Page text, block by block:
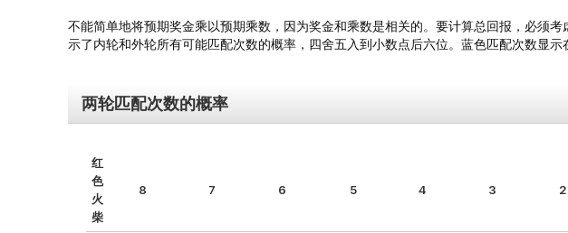
不能简单地将预期奖金乘以预期乘数，因为奖金和乘数是相关的。要计算总回报，必须
示了内轮和外轮所有可能匹配次数的概率，四舍五入到小数点后六位。蓝色匹配次数显示
两轮匹配次数的概率
红
色
火
柴
8 7 6 5 4 3 2